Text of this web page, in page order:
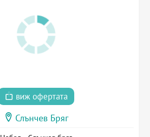
виж офертата
Слънчев Бряг